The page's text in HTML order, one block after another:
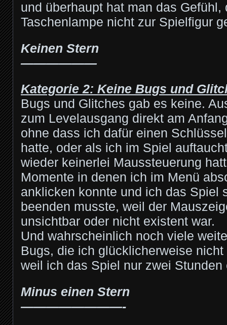
und überhaupt hat man das Gefühl,
Taschenlampe nicht zur Spielfigur
Keinen Stern
——————
Kategorie 2: Keine Bugs und
Bugs und Glitches gab es keine.
zum Levelausgang direkt am
ohne dass ich dafür einen
hatte, oder als ich im Spiel
wieder keinerlei Maussteuerung
Momente in denen ich im Menü
anklicken konnte und ich das Spiel
beenden musste, weil der
unsichtbar oder nicht existent war.
Und wahrscheinlich noch viele
Bugs, die ich glücklicherweise
weil ich das Spiel nur zwei Stunden
Minus einen Stern
————————-